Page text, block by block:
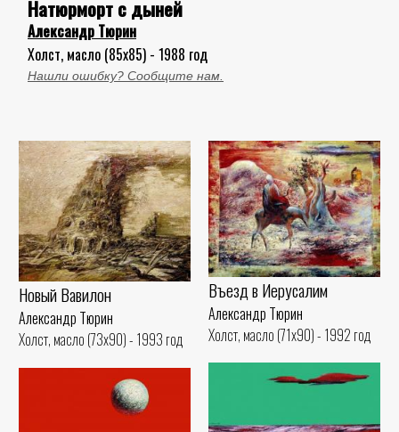
Натюрморт с дыней
Александр Тюрин
Холст, масло (85x85) - 1988 год
Нашли ошибку? Сообщите нам.
Новый Вавилон
Александр Тюрин
Холст, масло (73x90) - 1993 год
Въезд в Иерусалим
Александр Тюрин
Холст, масло (71x90) - 1992 год